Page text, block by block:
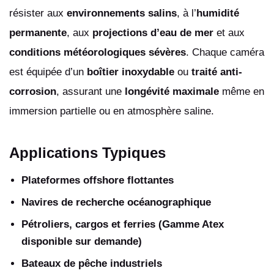
résister aux environnements salins, à l’humidité
permanente, aux projections d’eau de mer et aux
conditions météorologiques sévères. Chaque caméra
est équipée d’un boîtier inoxydable ou traité anti-
corrosion, assurant une longévité maximale même en
immersion partielle ou en atmosphère saline.
Applications Typiques
Plateformes offshore flottantes
Navires de recherche océanographique
Pétroliers, cargos et ferries (Gamme Atex
disponible sur demande)
Bateaux de pêche industriels